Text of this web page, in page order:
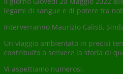
legami di sangue e di potere tra
Interverranno Maurizio Calisti,
Un viaggio ambientato in precisi
contribuito a scrivere la storia di
Vi aspettiamo numerosi.